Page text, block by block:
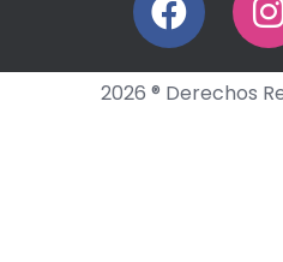
2026 ® Derechos